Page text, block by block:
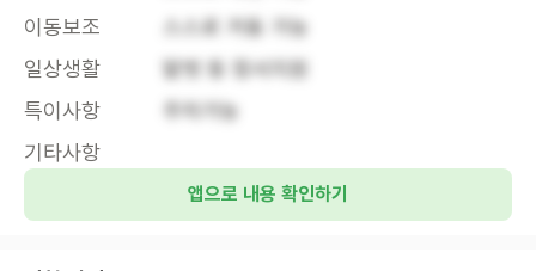
이동보조
스스로 거동 가능
일상생활
말벗 등 정서지원
특이사항
주차가능
기타사항
앱으로 내용 확인하기